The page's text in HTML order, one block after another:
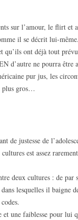
sur l’amour, le flirt
il se décrit lui-
qu’ils ont déjà tout
d’autre ne pourra être
pur jus, les
plus gros…
de justesse de
est assez
deux cultures : de par
lesquelles il baigne
une faiblesse pour lui